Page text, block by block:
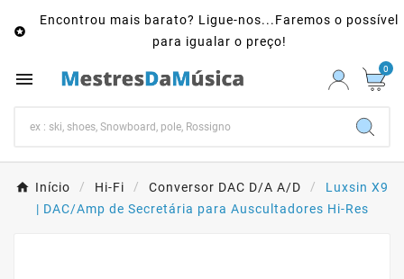

Encontrou mais barato? Ligue-nos...Faremos o possível
para igualar o preço!
 0
Início Hi-Fi Conversor DAC D/A A/D
Luxsin X9
| DAC/Amp de Secretária para Auscultadores Hi-Res